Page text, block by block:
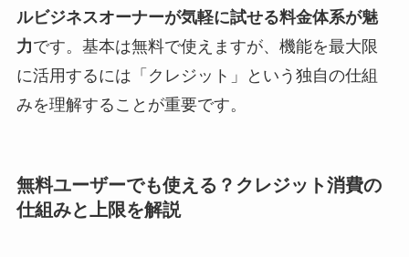
ルビジネスオーナーが気軽に試せる料金体系が魅
力です。基本は無料で使えますが、機能を最大限
に活用するには「クレジット」という独自の仕組
みを理解することが重要です。
無料ユーザーでも使える？クレジット消費の
仕組みと上限を解説